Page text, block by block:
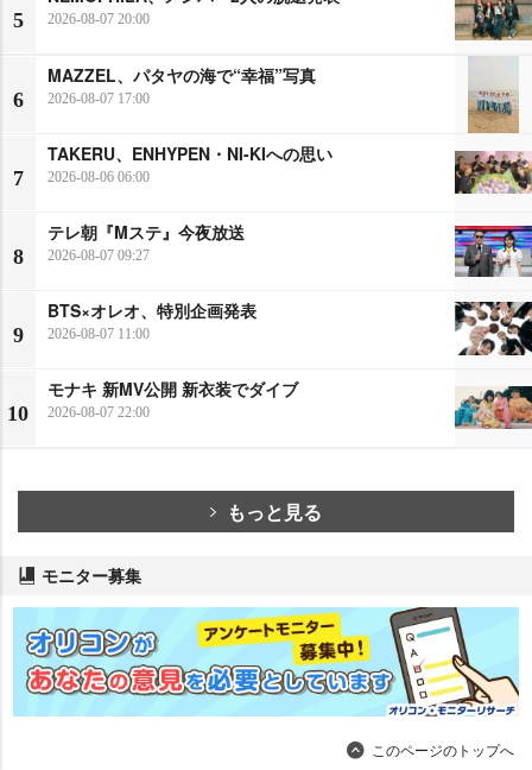
5 2026-08-07 20:00
6
MAZZEL、パタヤの海で“幸福”写真
2026-08-07 17:00
7
TAKERU、ENHYPEN・NI-KIへの思い
2026-08-06 06:00
8
テレ朝『Mステ』今夜放送
2026-08-07 09:27
9
BTS×オレオ、特別企画発表
2026-08-07 11:00
10
モナキ 新MV公開 新衣装でダイブ
2026-08-07 22:00
もっと見る
モニター募集
このページのトップへ